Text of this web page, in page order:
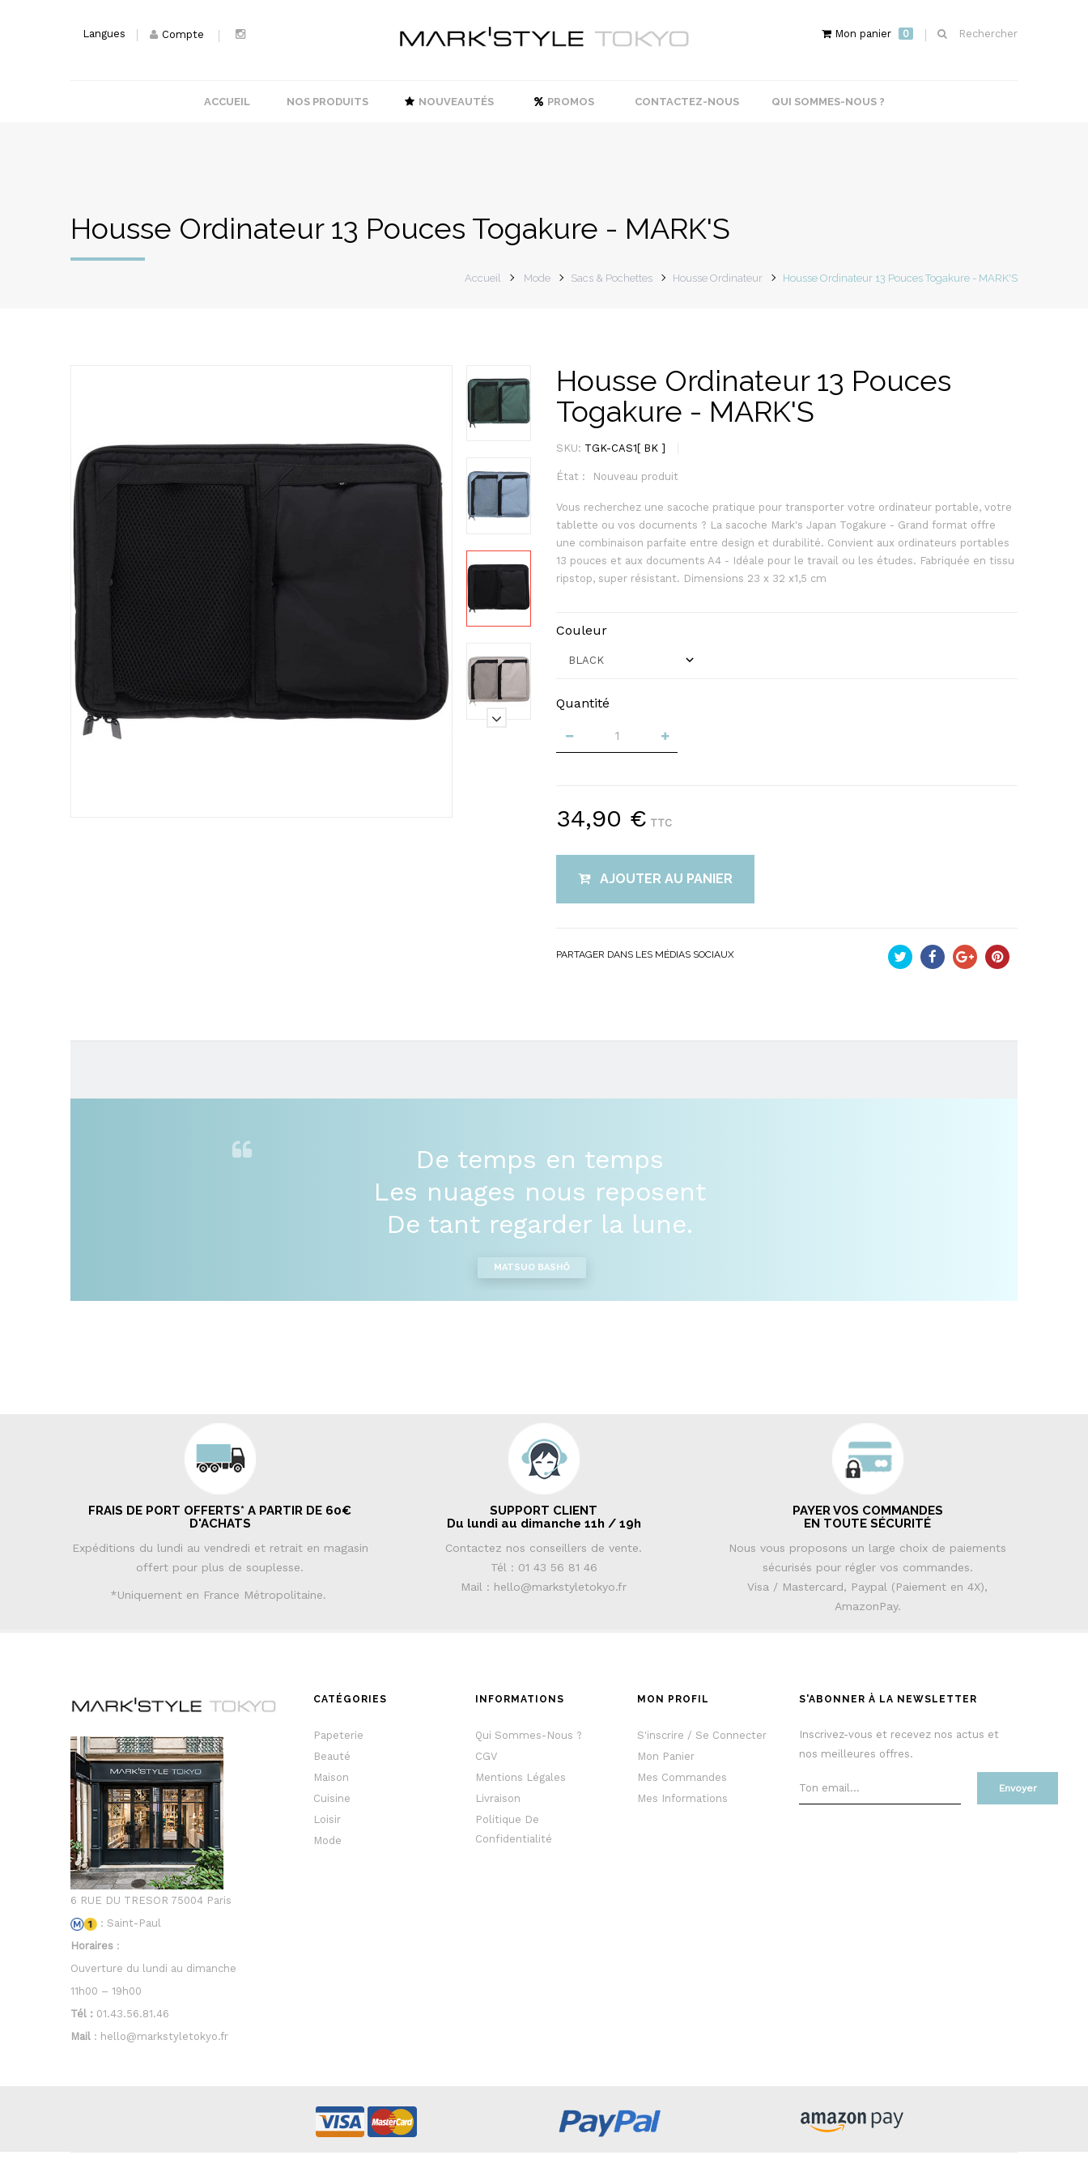
Langues Compte Rechercher
Mon panier 0
ACCUEIL NOS PRODUITS NOUVEAUTÉS PROMOS CONTACTEZ-NOUS QUI SOMMES-NOUS ?
Housse Ordinateur 13 Pouces Togakure - MARK'S
Accueil Mode Sacs & Pochettes Housse Ordinateur Housse Ordinateur 13 Pouces Togakure - MARK'S
Housse Ordinateur 13 Pouces
Togakure - MARK'S
SKU: TGK-CAS1[ BK ]
État : Nouveau produit
Vous recherchez une sacoche pratique pour transporter votre ordinateur portable, votre
tablette ou vos documents ? La sacoche Mark's Japan Togakure - Grand format offre
une combinaison parfaite entre design et durabilité. Convient aux ordinateurs portables
13 pouces et aux documents A4 - Idéale pour le travail ou les études. Fabriquée en tissu
ripstop, super résistant. Dimensions 23 x 32 x1,5 cm
Couleur
Quantité
34,90 € TTC
AJOUTER AU PANIER
PARTAGER DANS LES MÉDIAS SOCIAUX
De temps en temps
Les nuages nous reposent
De tant regarder la lune.
MATSUO BASHÕ
FRAIS DE PORT OFFERTS* A PARTIR DE 60€
D'ACHATS
Expéditions du lundi au vendredi et retrait en magasin
offert pour plus de souplesse.
*Uniquement en France Métropolitaine.
SUPPORT CLIENT
Du lundi au dimanche 11h / 19h
Contactez nos conseillers de vente.
Tél : 01 43 56 81 46
Mail : hello@markstyletokyo.fr
PAYER VOS COMMANDES
EN TOUTE SÉCURITÉ
Nous vous proposons un large choix de paiements
sécurisés pour régler vos commandes.
Visa / Mastercard, Paypal (Paiement en 4X),
AmazonPay.
6 RUE DU TRESOR 75004 Paris
: Saint-Paul
Horaires :
Ouverture du lundi au dimanche
11h00 – 19h00
Tél : 01.43.56.81.46
Mail : hello@markstyletokyo.fr
CATÉGORIES
Papeterie
Beauté
Maison
Cuisine
Loisir
Mode
INFORMATIONS
Qui Sommes-Nous ?
CGV
Mentions Légales
Livraison
Politique De
Confidentialité
MON PROFIL
S'inscrire / Se Connecter
Mon Panier
Mes Commandes
Mes Informations
S'ABONNER À LA NEWSLETTER
Inscrivez-vous et recevez nos actus et
nos meilleures offres.
Envoyer